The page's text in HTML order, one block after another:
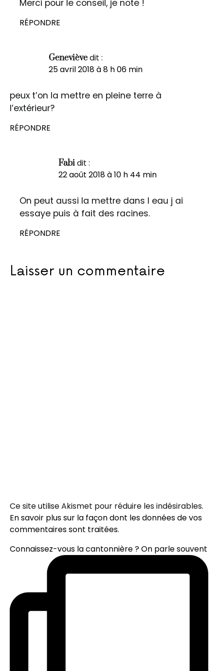
Merci pour le conseil, je note !
RÉPONDRE
Genevièvedit :
25 avril 2018 à 8 h 06 min
peux t’on la mettre en pleine terre à
l’extérieur?
RÉPONDRE
Fabidit :
22 août 2018 à 10 h 44 min
On peut aussi la mettre dans l eau j ai
essaye puis à fait des racines.
RÉPONDRE
Laisser un commentaire
Ce site utilise Akismet pour réduire les indésirables.
En savoir plus sur la façon dont les données de vos
commentaires sont traitées.
Connaissez-vous la cantonnière ? On parle souvent